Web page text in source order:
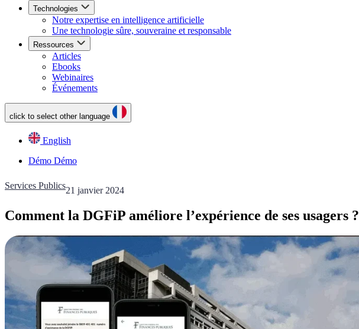
Technologies
Notre expertise en intelligence artificielle
Une technologie sûre, souveraine et responsable
Ressources
Articles
Ebooks
Webinaires
Événements
click to select other language
English
Démo Démo
Services Publics21 janvier 2024
Comment la DGFiP améliore l’expérience de ses usagers ?